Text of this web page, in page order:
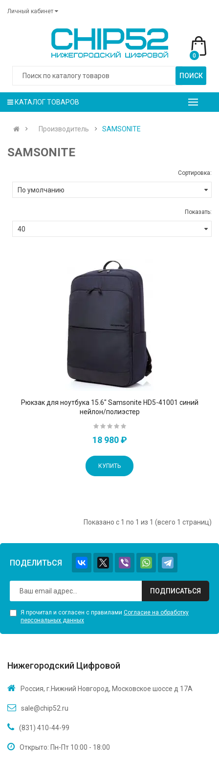
Личный кабинет
ПОИСК
0
КАТАЛОГ ТОВАРОВ
Производитель SAMSONITE
SAMSONITE
Сортировка:
Показать:
Рюкзак для ноутбука 15.6" Samsonite HD5-41001 синий
нейлон/полиэстер
18 980 ₽
КУПИТЬ
Показано с 1 по 1 из 1 (всего 1 страниц)
ПОДЕЛИТЬСЯ
ПОДПИСАТЬСЯ
Я прочитал и согласен с правилами Согласие на обработку
персональных данных
Нижегородский Цифровой
Россия, г.Нижний Новгород, Московское шоссе д 17А
sale@chip52.ru
(831) 410-44-99
Открыто: Пн-Пт 10:00 - 18:00